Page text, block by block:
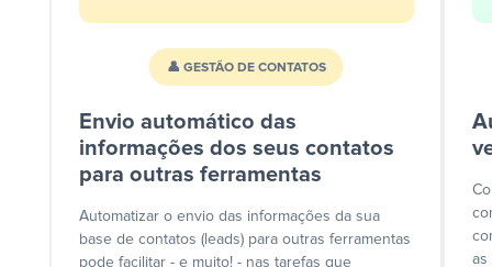
👤 GESTÃO DE CONTATOS
Envio automático das
informações dos seus contatos
para outras ferramentas
Automatizar o envio das informações da sua
base de contatos (leads) para outras ferramentas
pode facilitar - e muito! - nas tarefas que
as